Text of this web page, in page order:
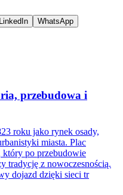
LinkedIn WhatsApp
przebudowa i
roku jako rynek osady,
miasta. Plac
po przebudowie
tradycję z nowoczesnością.
dojazd dzięki sieci tr